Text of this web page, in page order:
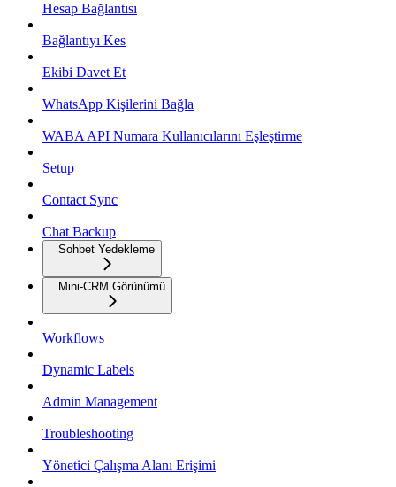
Hesap Bağlantısı
Bağlantıyı Kes
Ekibi Davet Et
WhatsApp Kişilerini Bağla
WABA API Numara Kullanıcılarını Eşleştirme
Setup
Contact Sync
Chat Backup
Sohbet Yedekleme
Mini-CRM Görünümü
Workflows
Dynamic Labels
Admin Management
Troubleshooting
Yönetici Çalışma Alanı Erişimi